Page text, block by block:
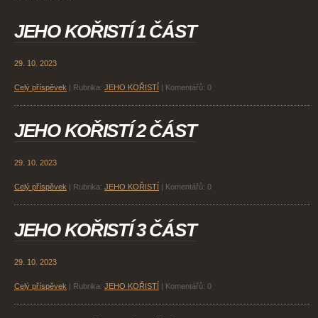
JEHO KOŘISTÍ 1 ČÁST
29. 10. 2023
Celý příspěvek Rubrika: JEHO KOŘISTÍ Komentářů: 0
JEHO KOŘISTÍ 2 ČÁST
29. 10. 2023
Celý příspěvek Rubrika: JEHO KOŘISTÍ Komentářů: 0
JEHO KOŘISTÍ 3 ČÁST
29. 10. 2023
Celý příspěvek Rubrika: JEHO KOŘISTÍ Komentářů: 0